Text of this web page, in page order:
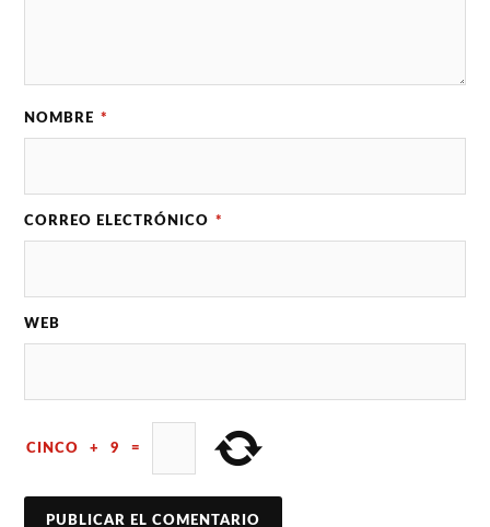
NOMBRE *
CORREO ELECTRÓNICO *
WEB
CINCO + 9 =